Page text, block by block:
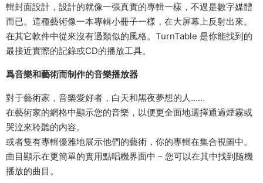
輯封面設計，設計的就像一張真實的專輯一樣，不過是數字媒體
而已。這種藝術像一本專輯小冊子一樣，在大屏幕上反射出來。
在其它軟件中從來沒有過類似的風格。TurnTable 是你能找到的
最接近實際的記錄或CD的播放工具。
爲音樂和藝術而制作的音樂播放器
對于藝術家，音樂愛好者，白天和黑夜夢想的人……
在藝術家的網格中顯示您的音樂，以便更全面地選擇通過煙霧或
哭泣來聆聽的内容。
或者隻有專輯優雅地展示他們的藝術，你的專輯在集合視圖中。
曲目顯示在更簡單的實用點唱機界面中 – 您可以在其中找到随機
播放的曲目。